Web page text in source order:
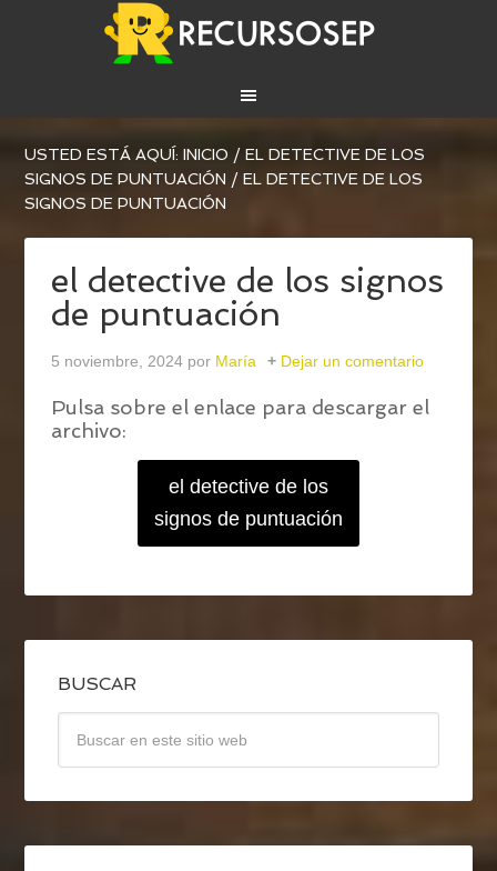
USTED ESTÁ AQUÍ:INICIO / EL DETECTIVE DE LOS
SIGNOS DE PUNTUACIÓN / EL DETECTIVE DE LOS
SIGNOS DE PUNTUACIÓN
el detective de los signos
de puntuación
5 noviembre, 2024 por María Dejar un comentario
Pulsa sobre el enlace para descargar el
archivo:
el detective de los
signos de puntuación
BUSCAR